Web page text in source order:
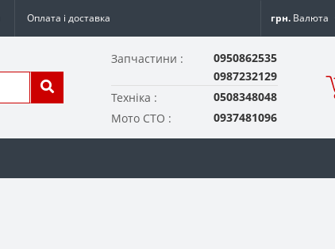
Оплата і доставка грн. Валюта
Запчастини :
0950862535
0987232129
Техніка :
0508348048
Мото СТО :
0937481096